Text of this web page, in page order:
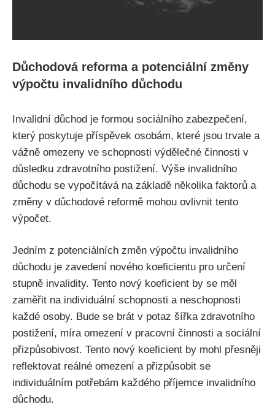
Důchodová reforma a potenciální změny
výpočtu invalidního důchodu
Invalidní důchod je formou sociálního zabezpečení,
který poskytuje příspěvek osobám, které jsou trvale a
vážně omezeny ve schopnosti výdělečné činnosti v
důsledku zdravotního postižení. Výše invalidního
důchodu se vypočítává na základě několika faktorů a
změny v důchodové reformě mohou ovlivnit tento
výpočet.
Jedním z potenciálních změn výpočtu invalidního
důchodu je zavedení nového koeficientu pro určení
stupně invalidity. Tento nový koeficient by se měl
zaměřit na individuální schopnosti a neschopnosti
každé osoby. Bude se brát v potaz šířka zdravotního
postižení, míra omezení v pracovní činnosti a sociální
přizpůsobivost. Tento nový koeficient by mohl přesněji
reflektovat reálné omezení a přizpůsobit se
individuálním potřebám každého příjemce invalidního
důchodu.